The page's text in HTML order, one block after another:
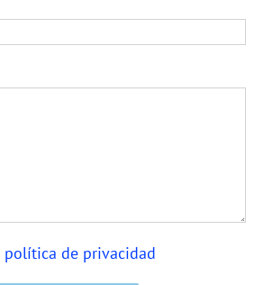
política de privacidad